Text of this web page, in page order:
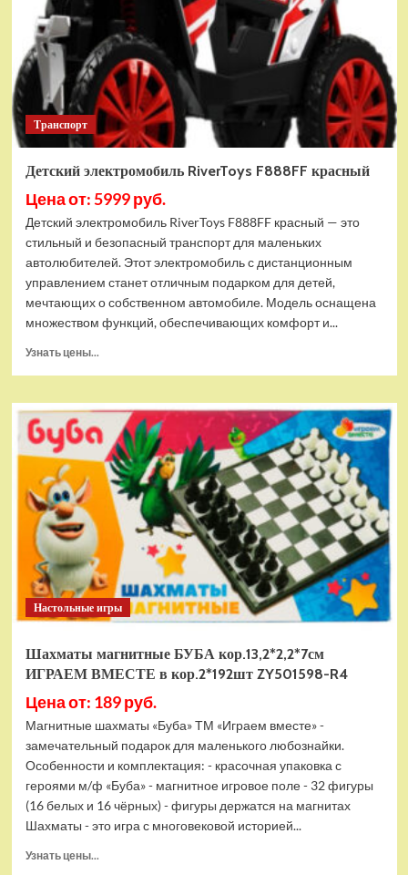
Транспорт
Детский электромобиль RiverToys F888FF красный
Цена от: 5999 руб.
Детский электромобиль RiverToys F888FF красный — это
стильный и безопасный транспорт для маленьких
автолюбителей. Этот электромобиль с дистанционным
управлением станет отличным подарком для детей,
мечтающих о собственном автомобиле. Модель оснащена
множеством функций, обеспечивающих комфорт и...
Узнать цены...
Детский
электромобиль
RiverToys
F888FF
красный
Настольные игры
Шахматы магнитные БУБА кор.13,2*2,2*7см
ИГРАЕМ ВМЕСТЕ в кор.2*192шт ZY501598-R4
Цена от: 189 руб.
Магнитные шахматы «Буба» ТМ «Играем вместе» -
замечательный подарок для маленького любознайки.
Особенности и комплектация: - красочная упаковка с
героями м/ф «Буба» - магнитное игровое поле - 32 фигуры
(16 белых и 16 чёрных) - фигуры держатся на магнитах
Шахматы - это игра с многовековой историей...
Узнать цены...